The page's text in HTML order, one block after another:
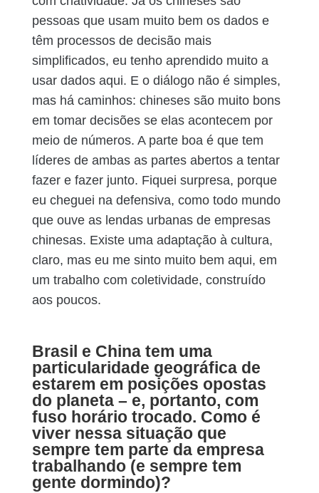
pessoas que usam muito bem os dados e
têm processos de decisão mais
simplificados, eu tenho aprendido muito a
usar dados aqui. E o diálogo não é simples,
mas há caminhos: chineses são muito bons
em tomar decisões se elas acontecem por
meio de números. A parte boa é que tem
líderes de ambas as partes abertos a tentar
fazer e fazer junto. Fiquei surpresa, porque
eu cheguei na defensiva, como todo mundo
que ouve as lendas urbanas de empresas
chinesas. Existe uma adaptação à cultura,
claro, mas eu me sinto muito bem aqui, em
um trabalho com coletividade, construído
aos poucos.
Brasil e China tem uma
particularidade geográfica de
estarem em posições opostas
do planeta – e, portanto, com
fuso horário trocado. Como é
viver nessa situação que
sempre tem parte da empresa
trabalhando (e sempre tem
gente dormindo)?